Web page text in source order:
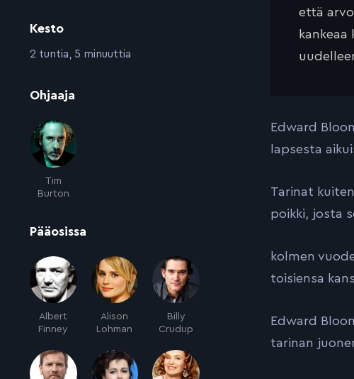
Kesto
:2 tuntia, 5 minuuttia
Ohjaaja
Tim
Burton
Pääosissa
Albert
Finney
Alison
Lohman
Billy
Crudup
että
Edward
lapsesta
Tarinat
poikki, josta
kolmen
toisiensa
Edward
tarinan